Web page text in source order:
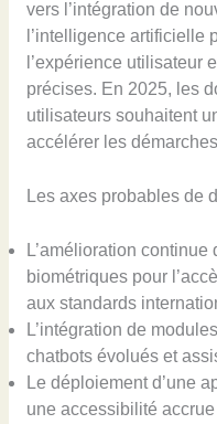
vers l’intégration de
l’intelligence artificielle
l’expérience utilisateur
précises. En 2025, les
utilisateurs souhaitent
accélérer les
Les axes probables de
L’amélioration
biométriques pour
aux standards
L’intégration de
chatbots évolués et
Le déploiement d’une
une accessibilité